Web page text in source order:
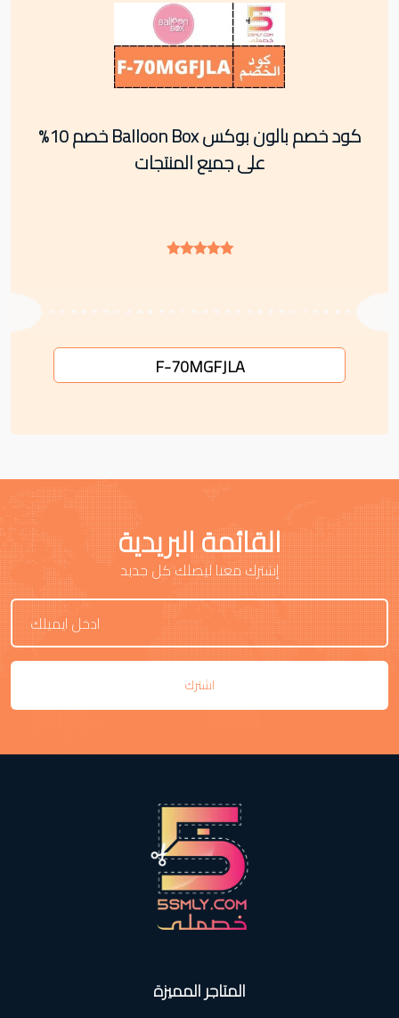
كود خصم بالون بوكس Balloon Box خصم 10%
على جميع المنتجات
F-70MGFJLA
القائمة البريدية
إشترك معنا ليصلك كل جديد
اشترك
المتاجر المميزة